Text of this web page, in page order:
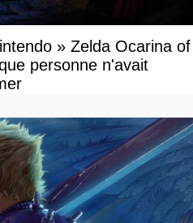
» Zelda Ocarina of
personne n'avait